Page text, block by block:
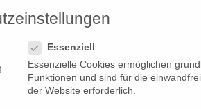
PRODUCTIONS
Essenziell
Essenzielle Cookies ermöglichen
Funktionen und sind für die
der Website erforderlich.